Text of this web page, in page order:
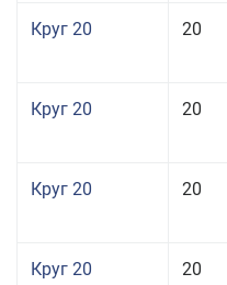
Круг 20 20
Круг 20 20
Круг 20 20
Круг 20 20